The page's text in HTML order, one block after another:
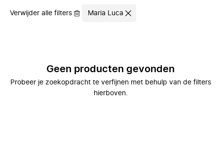
Verwijder alle filters Maria Luca
Geen producten gevonden
Probeer je zoekopdracht te verfijnen met behulp van de filters
hierboven.